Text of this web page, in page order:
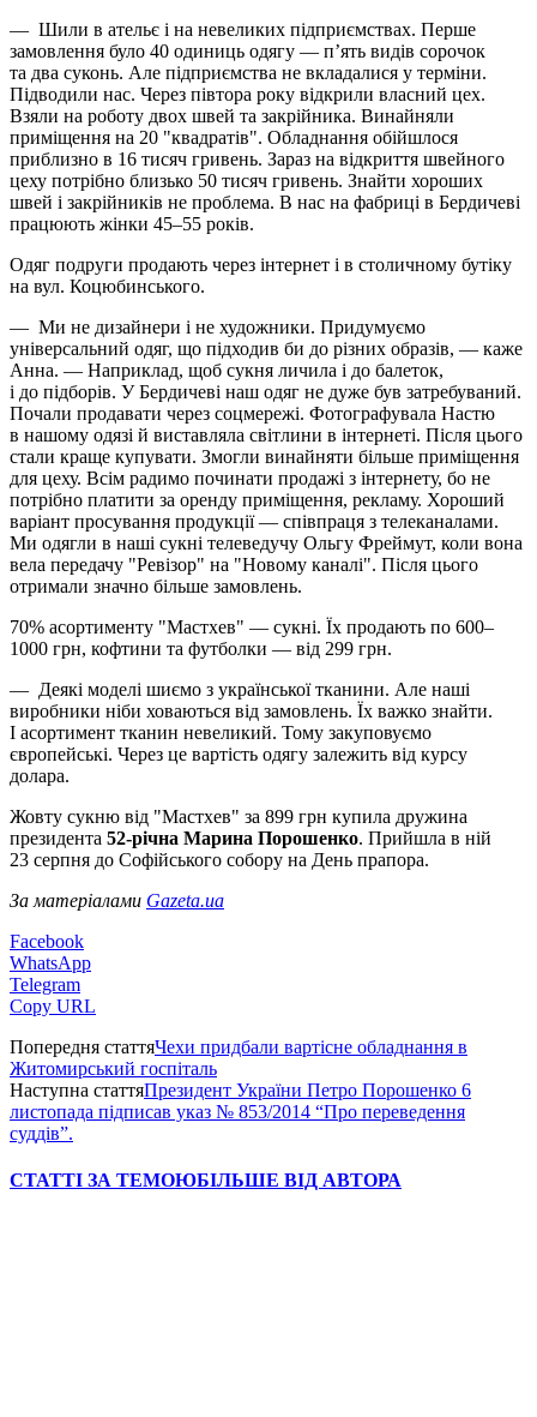
— Шили в ательє і на невеликих підприємствах. Перше
замовлення було 40 одиниць одягу — п’ять видів сорочок
та два суконь. Але підприємства не вкладалися у терміни.
Підводили нас. Через півтора року відкрили власний цех.
Взяли на роботу двох швей та закрійника. Винайняли
приміщення на 20 "квадратів". Обладнання обійшлося
приблизно в 16 тисяч гривень. Зараз на відкриття швейного
цеху потрібно близько 50 тисяч гривень. Знайти хороших
швей і закрійників не проблема. В нас на фабриці в Бердичеві
працюють жінки 45–55 років.
Одяг подруги продають через інтернет і в столичному бутіку
на вул. Коцюбинського.
— Ми не дизайнери і не художники. Придумуємо
універсальний одяг, що підходив би до різних образів, — каже
Анна. — Наприклад, щоб сукня личила і до балеток,
і до підборів. У Бердичеві наш одяг не дуже був затребуваний.
Почали продавати через соц­мережі. Фотографувала Настю
в нашому одязі й виставляла світлини в інтернеті. Після цього
стали краще купувати. Змогли винайняти більше приміщення
для цеху. Всім радимо починати продажі з інтернету, бо не
потрібно платити за оренду приміщення, рекламу. Хороший
варіант просування продукції — співпраця з телеканалами.
Ми одягли в наші сукні телеведучу Ольгу Фреймут, коли вона
вела передачу "Ревізор" на "Новому каналі". Після цього
отримали значно більше замовлень.
70% асортименту "Мастхев" — сукні. Їх продають по 600–
1000 грн, кофтини та футболки — від 299 грн.
— Деякі моделі шиємо з української тканини. Але наші
виробники ніби ховаються від замовлень. Їх важко знайти.
І асортимент тканин невеликий. Тому закуповуємо
європейські. Через це вартість одягу залежить від курсу
долара.
Жовту сукню від "Мастхев" за 899 грн купила дружина
президента 52-річна Марина Порошенко. Прийшла в ній
23 серпня до Софійського собору на День прапора.
За матеріалами Gazeta.ua
Facebook
WhatsApp
Telegram
Copy URL
Попередня статтяЧехи придбали вартісне обладнання в
Житомирський госпіталь
Наступна статтяПрезидент України Петро Порошенко 6
листопада підписав указ № 853/2014 “Про переведення
суддів”.
СТАТТІ ЗА ТЕМОЮБІЛЬШЕ ВІД АВТОРА